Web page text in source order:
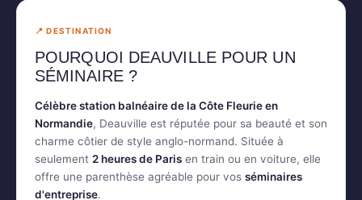
📍 DESTINATION
POURQUOI DEAUVILLE POUR UN
SÉMINAIRE ?
Célèbre station balnéaire de la Côte Fleurie en
Normandie, Deauville est réputée pour sa beauté et son
charme côtier de style anglo-normand. Située à
seulement 2 heures de Paris en train ou en voiture, elle
offre une parenthèse agréable pour vos séminaires
d'entreprise.